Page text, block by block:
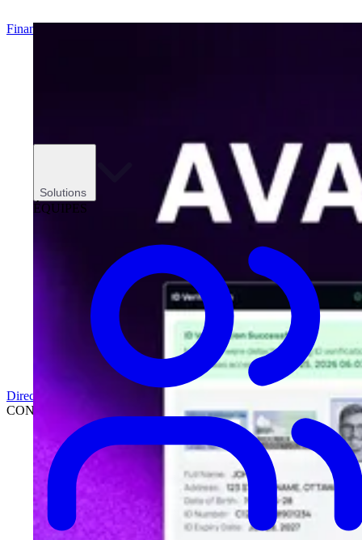
Solutions
ÉQUIPES
Finance
Direction
CONCESSIONNAIRES